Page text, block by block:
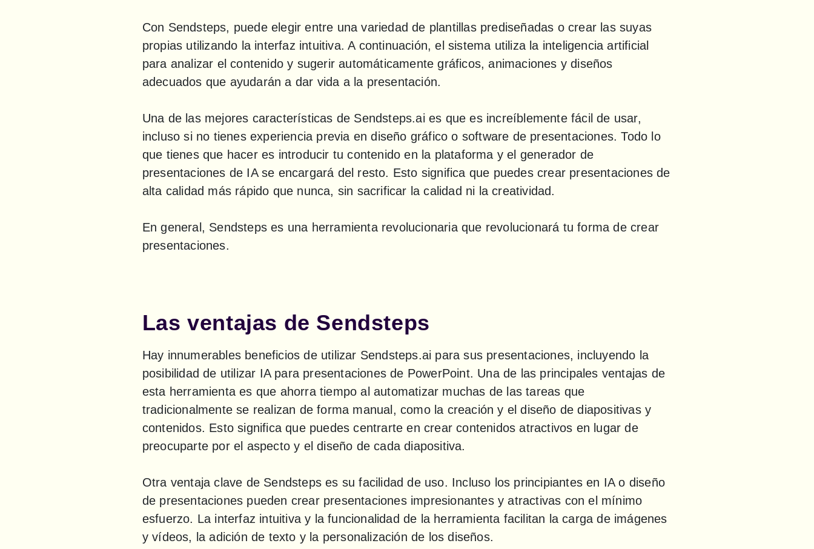
Con Sendsteps, puede elegir entre una variedad de plantillas prediseñadas o crear las suyas
propias utilizando la interfaz intuitiva. A continuación, el sistema utiliza la inteligencia artificial
para analizar el contenido y sugerir automáticamente gráficos, animaciones y diseños
adecuados que ayudarán a dar vida a la presentación.
Una de las mejores características de Sendsteps.ai es que es increíblemente fácil de usar,
incluso si no tienes experiencia previa en diseño gráfico o software de presentaciones. Todo lo
que tienes que hacer es introducir tu contenido en la plataforma y el generador de
presentaciones de IA se encargará del resto. Esto significa que puedes crear presentaciones de
alta calidad más rápido que nunca, sin sacrificar la calidad ni la creatividad.
En general, Sendsteps es una herramienta revolucionaria que revolucionará tu forma de crear
presentaciones.
Las ventajas de Sendsteps
Hay innumerables beneficios de utilizar Sendsteps.ai para sus presentaciones, incluyendo la
posibilidad de utilizar IA para presentaciones de PowerPoint. Una de las principales ventajas de
esta herramienta es que ahorra tiempo al automatizar muchas de las tareas que
tradicionalmente se realizan de forma manual, como la creación y el diseño de diapositivas y
contenidos. Esto significa que puedes centrarte en crear contenidos atractivos en lugar de
preocuparte por el aspecto y el diseño de cada diapositiva.
Otra ventaja clave de Sendsteps es su facilidad de uso. Incluso los principiantes en IA o diseño
de presentaciones pueden crear presentaciones impresionantes y atractivas con el mínimo
esfuerzo. La interfaz intuitiva y la funcionalidad de la herramienta facilitan la carga de imágenes
y vídeos, la adición de texto y la personalización de los diseños.